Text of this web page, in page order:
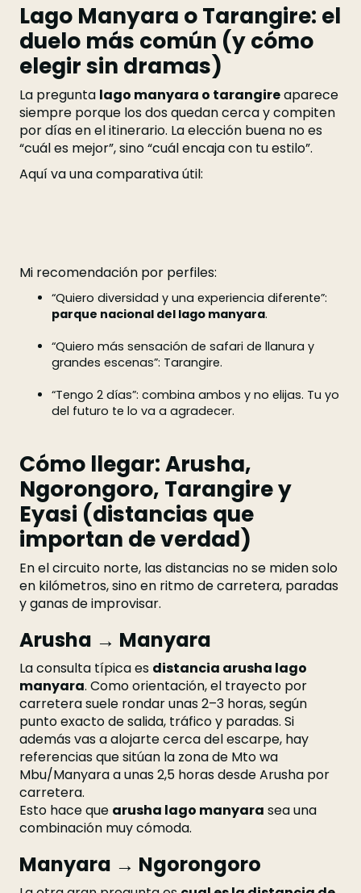
Lago Manyara o Tarangire: el
duelo más común (y cómo
elegir sin dramas)
La pregunta lago manyara o tarangireaparece
siempre porque los dos quedan cerca y compiten
por días en el itinerario. La elección buena no es
“cuál es mejor”, sino “cuál encaja con tu estilo”.
Aquí va una comparativa útil:
Mi recomendación por perfiles:
“Quiero diversidad y una experiencia diferente”:
parque nacional del lago manyara.
“Quiero más sensación de safari de llanura y
grandes escenas”: Tarangire.
“Tengo 2 días”: combina ambos y no elijas. Tu yo
del futuro te lo va a agradecer.
Cómo llegar: Arusha,
Ngorongoro, Tarangire y
Eyasi (distancias que
importan de verdad)
En el circuito norte, las distancias no se miden solo
en kilómetros, sino en ritmo de carretera, paradas
y ganas de improvisar.
Arusha → Manyara
La consulta típica es distancia arusha lago
manyara. Como orientación, el trayecto por
carretera suele rondar unas 2–3 horas, según
punto exacto de salida, tráfico y paradas. Si
además vas a alojarte cerca del escarpe, hay
referencias que sitúan la zona de Mto wa
Mbu/Manyara a unas 2,5 horas desde Arusha por
carretera.
Esto hace que arusha lago manyara sea una
combinación muy cómoda.
Manyara → Ngorongoro